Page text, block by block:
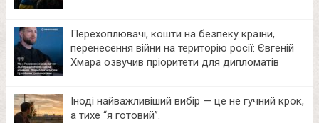
Перехоплювачі, кошти на безпеку країни,
перенесення війни на територію росії: Євгеній
Хмара озвучив пріоритети для дипломатів
Іноді найважливіший вибір — це не гучний крок,
а тихе “я готовий”.